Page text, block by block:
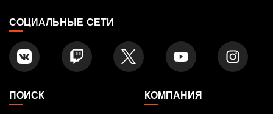
СОЦИАЛЬНЫЕ СЕТИ
ПОИСК
КОМПАНИЯ